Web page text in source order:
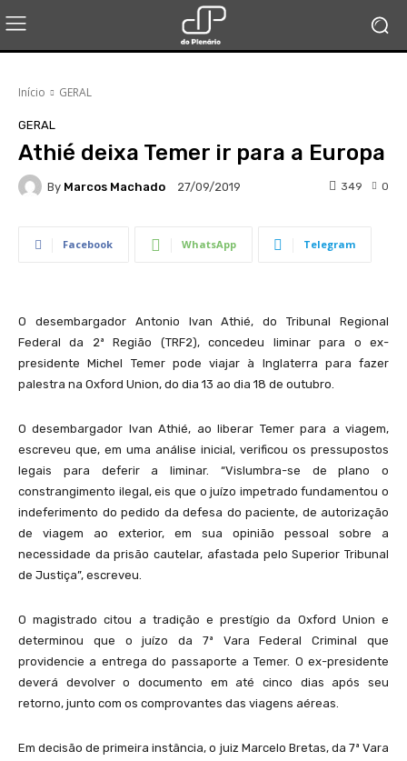
Início GERAL
GERAL
Athié deixa Temer ir para a Europa
By Marcos Machado 27/09/2019 0
349
Facebook WhatsApp Telegram
O desembargador Antonio Ivan Athié, do Tribunal Regional
Federal da 2ª Região (TRF2), concedeu liminar para o ex-
presidente Michel Temer pode viajar à Inglaterra para fazer
palestra na Oxford Union, do dia 13 ao dia 18 de outubro.
O desembargador Ivan Athié, ao liberar Temer para a viagem,
escreveu que, em uma análise inicial, verificou os pressupostos
legais para deferir a liminar. “Vislumbra-se de plano o
constrangimento ilegal, eis que o juízo impetrado fundamentou o
indeferimento do pedido da defesa do paciente, de autorização
de viagem ao exterior, em sua opinião pessoal sobre a
necessidade da prisão cautelar, afastada pelo Superior Tribunal
de Justiça”, escreveu.
O magistrado citou a tradição e prestígio da Oxford Union e
determinou que o juízo da 7ª Vara Federal Criminal que
providencie a entrega do passaporte a Temer. O ex-presidente
deverá devolver o documento em até cinco dias após seu
retorno, junto com os comprovantes das viagens aéreas.
Em decisão de primeira instância, o juiz Marcelo Bretas, da 7ª Vara